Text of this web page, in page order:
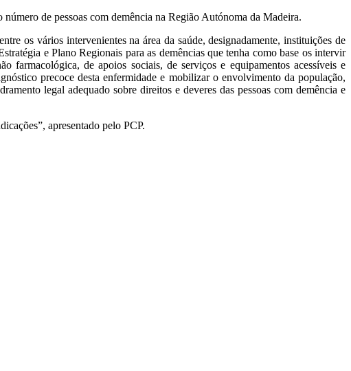
de pessoas com demência na Região Autónoma da Madeira.
os vários intervenientes na área da saúde, designadamente, instituições de
e Plano Regionais para as demências que tenha como base os intervir
farmacológica, de apoios sociais, de serviços e equipamentos acessíveis e
precoce desta enfermidade e mobilizar o envolvimento da população,
legal adequado sobre direitos e deveres das pessoas com demência e
apresentado pelo PCP.